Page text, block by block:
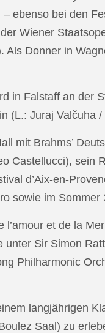
ebenso bei den
Wiener
Donner in
in Falstaff an
(L.: Juraj Valčuha
mit Brahms’
Castellucci),
d’Aix-en-
sowie im
et de la
Sir Simon
Philharmonic
langjährigen
Saal) zu